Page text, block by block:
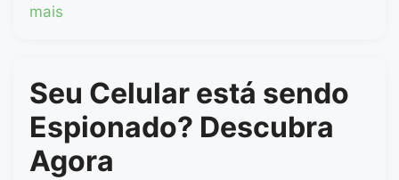
mais
Seu Celular está sendo
Espionado? Descubra
Agora